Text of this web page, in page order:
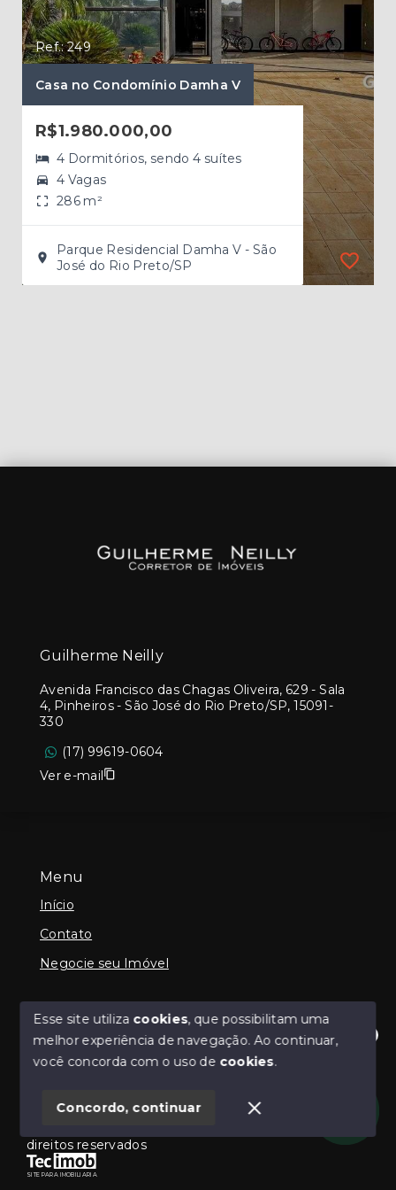
Ref.: 249
Casa no Condomínio Damha V
R$1.980.000,00
4 Dormitórios, sendo 4 suítes
4 Vagas
286 m²
Parque Residencial Damha V - São
José do Rio Preto/SP
Olá! Estamos disponíveis para te ajudar.
Menu
Início
Contato
Negocie seu Imóvel
Instagram
direitos reservados
SITE PARA IMOBILIARIA
Guilherme Neilly
Avenida Francisco das Chagas Oliveira, 629 - Sala
4, Pinheiros - São José do Rio Preto/SP, 15091-
330
(17) 99619-0604
Ver e-mail
Esse site utiliza cookies, que possibilitam uma
melhor experiência de navegação.Ao continuar,
você concorda com o uso de cookies.
Concordo, continuar